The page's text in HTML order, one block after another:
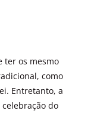
ter os mesmo
como
Entretanto, a
do